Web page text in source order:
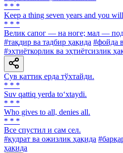
* * *
Keep a thing seven years and you
* * *
Велик сапог — на ноге; мал —
#тақдир ва тадбир ҳақида #фойда
#эҳтиёткорлик ва эҳтиётсизлик
Сув қаттиқ ерда тўхтайди.
* * *
Suv qattiq yerda to‘xtaydi.
* * *
Who gives to all, denies all.
* * *
Все спустил и сам сел.
#қудрат ва ожизлик ҳақида
ҳақида